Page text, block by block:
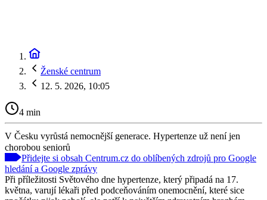
Ženské centrum
12. 5. 2026, 10:05
4 min
V Česku vyrůstá nemocnější generace. Hypertenze už není jen
chorobou seniorů
Přidejte si obsah Centrum.cz do oblíbených zdrojů pro Google
hledání a Google zprávy
Při příležitosti Světového dne hypertenze, který připadá na 17.
května, varují lékaři před podceňováním onemocnění, které sice